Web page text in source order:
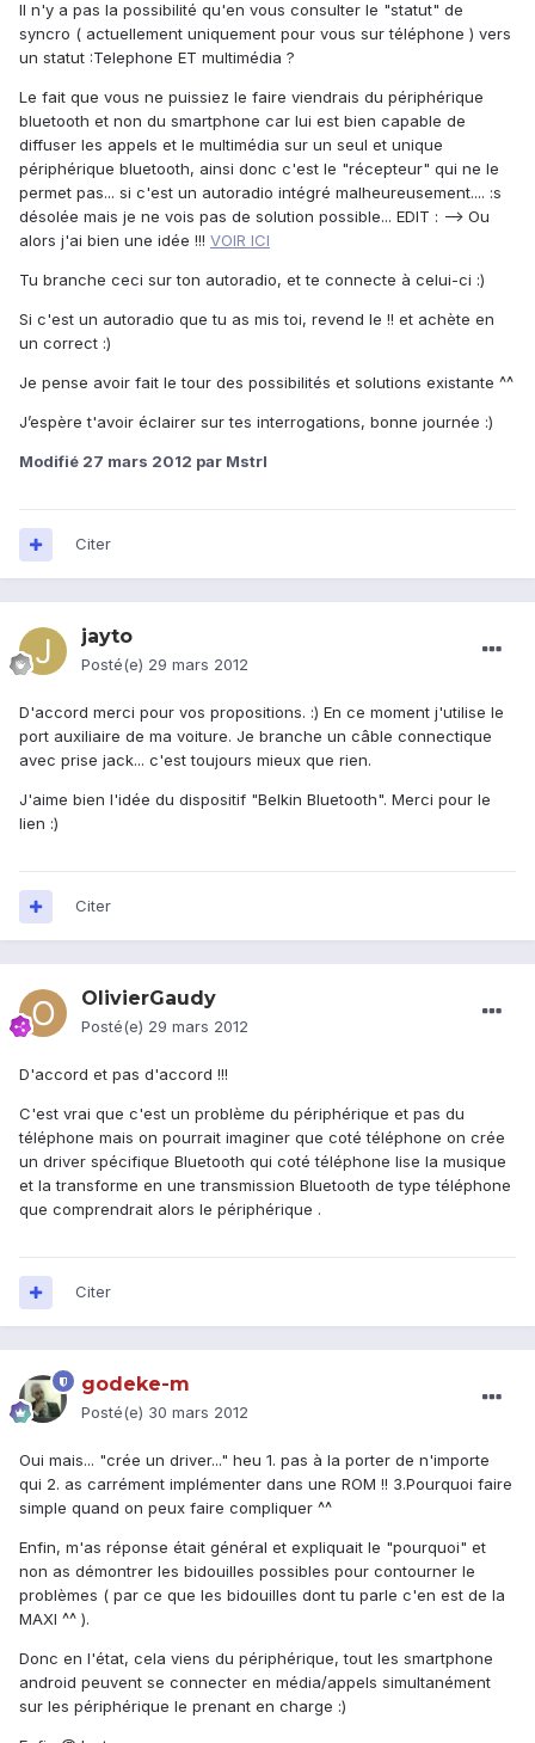
Il n'y a pas la possibilité qu'en vous consulter le "statut" de
syncro ( actuellement uniquement pour vous sur téléphone ) vers
un statut :Telephone ET multimédia ?
Le fait que vous ne puissiez le faire viendrais du périphérique
bluetooth et non du smartphone car lui est bien capable de
diffuser les appels et le multimédia sur un seul et unique
périphérique bluetooth, ainsi donc c'est le "récepteur" qui ne le
permet pas... si c'est un autoradio intégré malheureusement.... :s
désolée mais je ne vois pas de solution possible... EDIT : --> Ou
alors j'ai bien une idée !!! VOIR ICI
Tu branche ceci sur ton autoradio, et te connecte à celui-ci :)
Si c'est un autoradio que tu as mis toi, revend le !! et achète en
un correct :)
Je pense avoir fait le tour des possibilités et solutions existante ^^
J’espère t'avoir éclairer sur tes interrogations, bonne journée :)
Modifié 27 mars 2012 par Mstrl
Citer
jayto
Posté(e) 29 mars 2012
D'accord merci pour vos propositions. :) En ce moment j'utilise le
port auxiliaire de ma voiture. Je branche un câble connectique
avec prise jack... c'est toujours mieux que rien.
J'aime bien l'idée du dispositif "Belkin Bluetooth". Merci pour le
lien :)
Citer
OlivierGaudy
Posté(e) 29 mars 2012
D'accord et pas d'accord !!!
C'est vrai que c'est un problème du périphérique et pas du
téléphone mais on pourrait imaginer que coté téléphone on crée
un driver spécifique Bluetooth qui coté téléphone lise la musique
et la transforme en une transmission Bluetooth de type téléphone
que comprendrait alors le périphérique .
Citer
godeke-m
Posté(e) 30 mars 2012
Oui mais... "crée un driver..." heu 1. pas à la porter de n'importe
qui 2. as carrément implémenter dans une ROM !! 3.Pourquoi faire
simple quand on peux faire compliquer ^^
Enfin, m'as réponse était général et expliquait le "pourquoi" et
non as démontrer les bidouilles possibles pour contourner le
problèmes ( par ce que les bidouilles dont tu parle c'en est de la
MAXI ^^ ).
Donc en l'état, cela viens du périphérique, tout les smartphone
android peuvent se connecter en média/appels simultanément
sur les périphérique le prenant en charge :)